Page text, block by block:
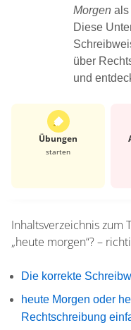
Morgen als
Diese
über
und
Übungen
starten
Inhaltsverzeichnis zum
„heute morgen“? –
Die korrekte
heute Morgen oder
Rechtschreibung